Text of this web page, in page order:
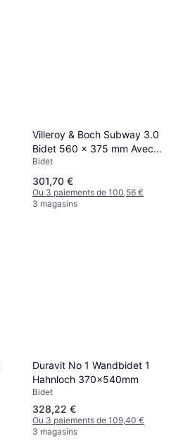
Villeroy & Boch Subway 3.0
Bidet 560 x 375 mm Avec
Trop-Plein
Bidet
301,70 €
Ou 3 paiements de 100,56 €
3 magasins
Duravit No 1 Wandbidet 1
Hahnloch 370x540mm
Bidet
328,22 €
Ou 3 paiements de 109,40 €
3 magasins